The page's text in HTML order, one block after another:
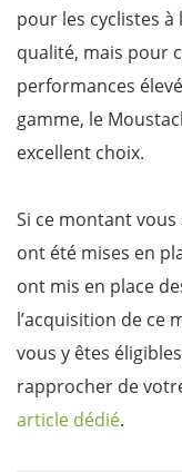
pour les cyclistes à
qualité, mais pour
performances
gamme, le
excellent choix.
Si ce montant vous
ont été mises en
ont mis en place
l’acquisition de ce
vous y êtes
rapprocher de
article dédié.